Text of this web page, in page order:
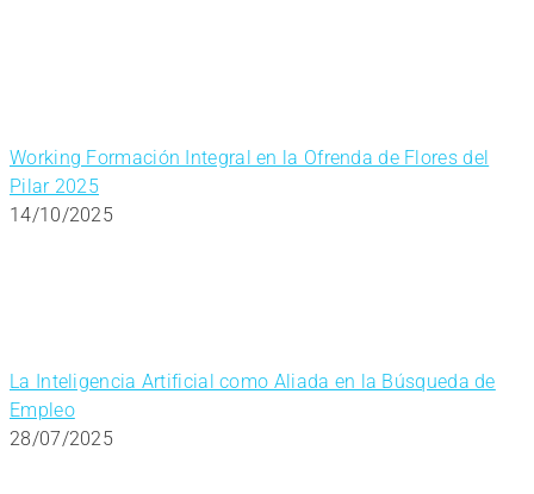
Working Formación Integral en la Ofrenda de Flores del
Pilar 2025
14/10/2025
La Inteligencia Artificial como Aliada en la Búsqueda de
Empleo
28/07/2025